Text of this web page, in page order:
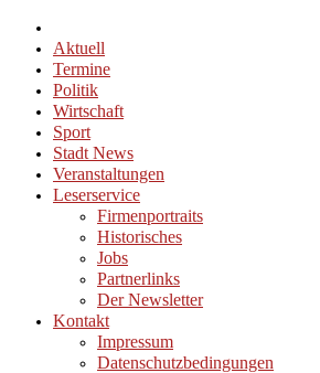
Aktuell
Termine
Politik
Wirtschaft
Sport
Stadt News
Veranstaltungen
Leserservice
Firmenportraits
Historisches
Jobs
Partnerlinks
Der Newsletter
Kontakt
Impressum
Datenschutzbedingungen